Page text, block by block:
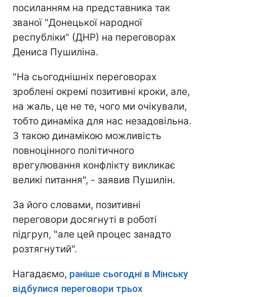
посиланням на представника так
званої "Донецької народної
республіки" (ДНР) на переговорах
Дениса Пушиліна.
"На сьогоднішніх переговорах
зроблені окремі позитивні кроки, але,
на жаль, це не те, чого ми очікували,
тобто динаміка для нас незадовільна.
З такою динамікою можливість
повноцінного політичного
врегулювання конфлікту викликає
великі питання", - заявив Пушилін.
За його словами, позитивні
переговори досягнуті в роботі
підгруп, "але цей процес занадто
розтягнутий".
Нагадаємо, раніше сьогодні в Мінську
відбулися переговори трьох